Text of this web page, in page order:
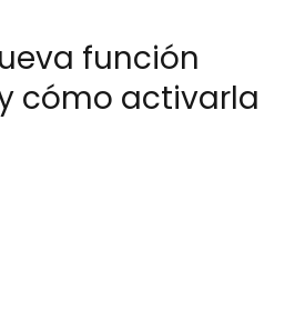
función
cómo activarla